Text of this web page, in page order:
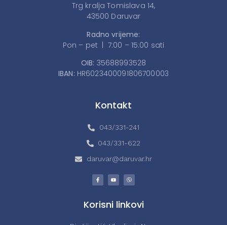
Trg kralja Tomislava 14,
43500 Daruvar
Radno vrijeme:
Pon – pet | 7:00 – 15:00 sati
OIB: 35688993528
IBAN: HR6023400091806700003
Kontakt
043/331-241
043/331-622
daruvar@daruvar.hr
Korisni linkovi